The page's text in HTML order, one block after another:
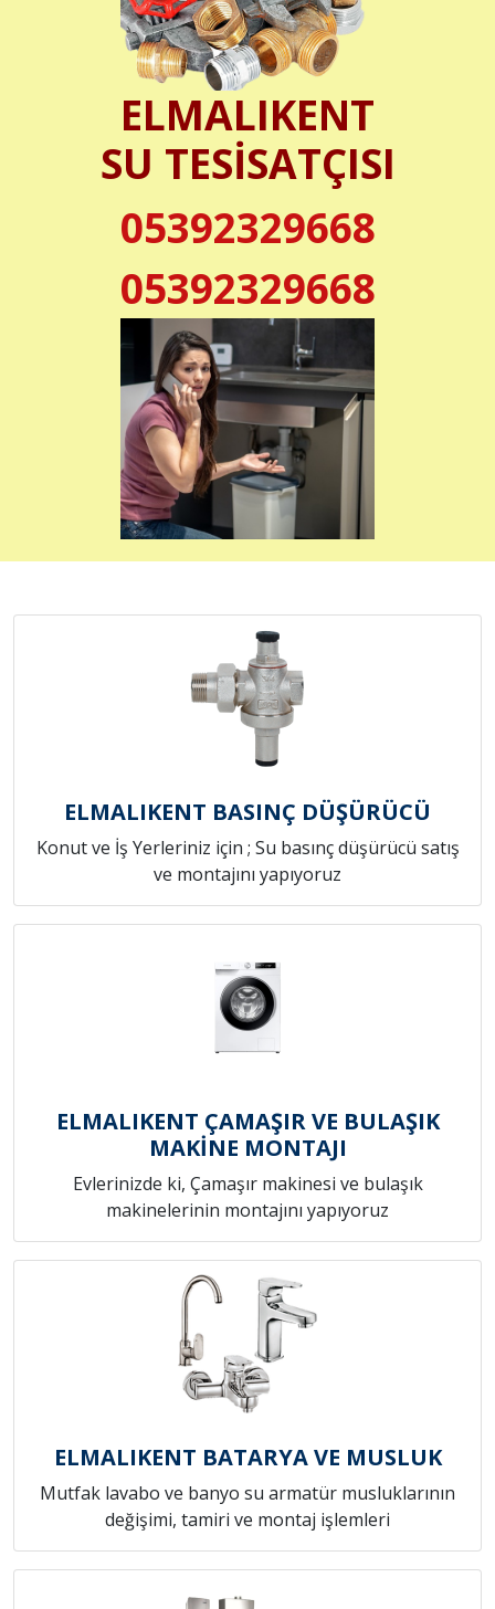
ELMALIKENT
SU TESİSATÇISI
05392329668
05392329668
ELMALIKENT BASINÇ DÜŞÜRÜCÜ
Konut ve İş Yerleriniz için ; Su basınç düşürücü satış
ve montajını yapıyoruz
ELMALIKENT ÇAMAŞIR VE BULAŞIK
MAKİNE MONTAJI
Evlerinizde ki, Çamaşır makinesi ve bulaşık
makinelerinin montajını yapıyoruz
ELMALIKENT BATARYA VE MUSLUK
Mutfak lavabo ve banyo su armatür musluklarının
değişimi, tamiri ve montaj işlemleri